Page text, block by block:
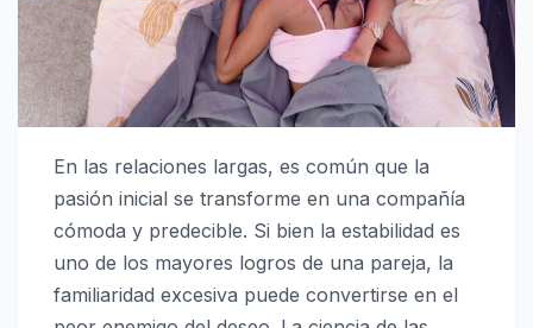
En las relaciones largas, es común que la
pasión inicial se transforme en una compañía
cómoda y predecible. Si bien la estabilidad es
uno de los mayores logros de una pareja, la
familiaridad excesiva puede convertirse en el